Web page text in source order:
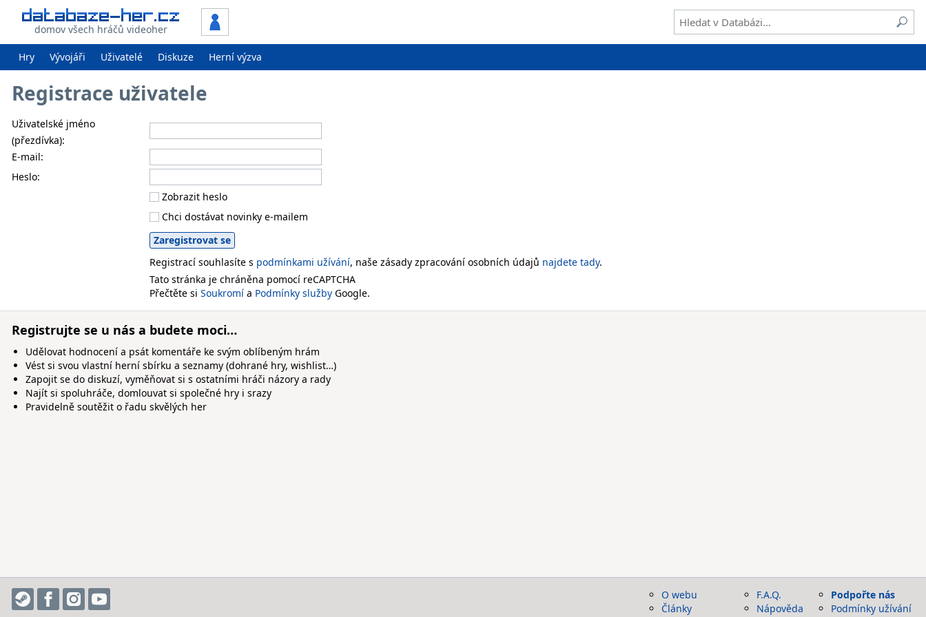
domov všech hráčů videoher
Hry Vývojáři Uživatelé Diskuze Herní výzva
Registrace uživatele
Uživatelské jméno
(přezdívka):
E-mail:
Heslo:
Zobrazit heslo
Chci dostávat novinky e-mailem
Registrací souhlasíte s podmínkami užívání, naše zásady zpracování osobních údajů najdete tady.
Tato stránka je chráněna pomocí reCAPTCHA
Přečtěte si Soukromí a Podmínky služby Google.
Registrujte se u nás a budete moci…
Udělovat hodnocení a psát komentáře ke svým oblíbeným hrám
Vést si svou vlastní herní sbírku a seznamy (dohrané hry, wishlist…)
Zapojit se do diskuzí, vyměňovat si s ostatními hráči názory a rady
Najít si spoluhráče, domlouvat si společné hry i srazy
Pravidelně soutěžit o řadu skvělých her
O webu
Články
F.A.Q.
Nápověda
Podpořte nás
Podmínky užívání